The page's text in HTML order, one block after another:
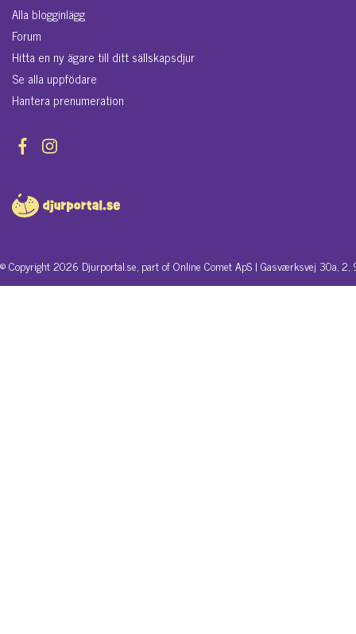
Alla blogginlägg
Forum
Hitta en ny ägare till ditt sällskapsdjur
Se alla uppfödare
Hantera prenumeration
© Copyright 2026 Djurportal.se, part of Online Comet ApS | Gasværksvej 30a,